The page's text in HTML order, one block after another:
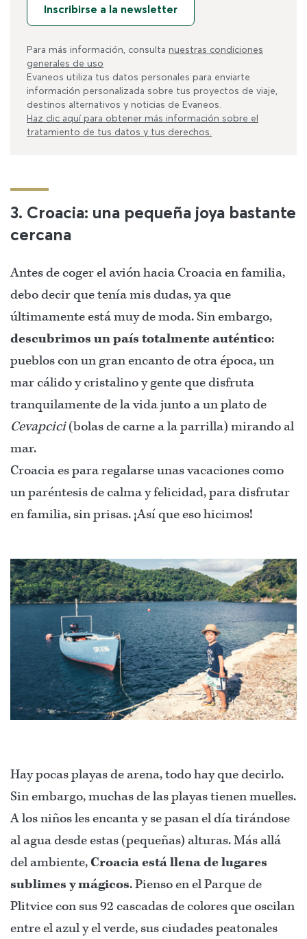
Inscribirse a la newsletter
Para más información, consulta nuestras condiciones
generales de uso
Evaneos utiliza tus datos personales para enviarte
información personalizada sobre tus proyectos de viaje,
destinos alternativos y noticias de Evaneos.
Haz clic aquí para obtener más información sobre el
tratamiento de tus datos y tus derechos.
3. Croacia: una pequeña joya bastante
cercana
Antes de coger el avión hacia Croacia en familia,
debo decir que tenía mis dudas, ya que
últimamente está muy de moda. Sin embargo,
descubrimos un país totalmente auténtico:
pueblos con un gran encanto de otra época, un
mar cálido y cristalino y gente que disfruta
tranquilamente de la vida junto a un plato de
Cevapcici(bolas de carne a la parrilla) mirando al
mar.
Croacia es para regalarse unas vacaciones como
un paréntesis de calma y felicidad, para disfrutar
en familia, sin prisas. ¡Así que eso hicimos!
©
Hay pocas playas de arena, todo hay que decirlo.
Sin embargo, muchas de las playas tienen muelles.
A los niños les encanta y se pasan el día tirándose
al agua desde estas (pequeñas) alturas. Más allá
del ambiente,Croacia está llena de lugares
sublimes y mágicos. Pienso en el Parque de
Plitvice con sus 92 cascadas de colores que oscilan
entre el azul y el verde, sus ciudades peatonales